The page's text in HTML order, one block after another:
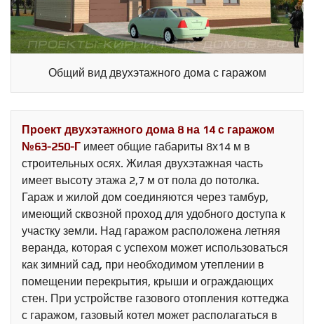
Общий вид двухэтажного дома с гаражом
Проект двухэтажного дома 8 на 14 с гаражом
№63-250-Г имеет общие габариты 8х14 м в
строительных осях. Жилая двухэтажная часть
имеет высоту этажа 2,7 м от пола до потолка.
Гараж и жилой дом соединяются через тамбур,
имеющий сквозной проход для удобного доступа к
участку земли. Над гаражом расположена летняя
веранда, которая с успехом может использоваться
как зимний сад, при необходимом утеплении в
помещении перекрытия, крыши и ограждающих
стен. При устройстве газового отопления коттеджа
с гаражом, газовый котел может располагаться в